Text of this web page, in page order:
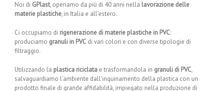
Noi di GPlast, operiamo da più di 40 anni nella lavorazione delle
materie plastiche, in Italia e all’estero.
Ci occupiamo di rigenerazione di materie plastiche in PVC:
produciamo granuli in PVC di vari colori e con diverse tipologie di
filtraggio.
Utilizzando la plastica riciclata e trasformandola in granuli di PVC,
salvaguardiamo l’ambiente dall’inquinamento della plastica con un
prodotto finale di grande affidabilità, impiegato nella produzione di